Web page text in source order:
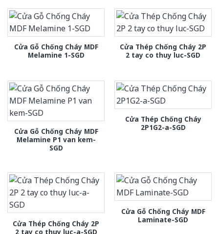
Cửa Gỗ Chống Cháy MDF
Melamine 1-SGD
Cửa Thép Chống Cháy 2P
2 tay co thuy luc-SGD
Cửa Gỗ Chống Cháy MDF
Melamine P1 van kem-
SGD
Cửa Thép Chống Cháy
2P1G2-a-SGD
Cửa Thép Chống Cháy 2P
2 tay co thuy luc-a-SGD
Cửa Gỗ Chống Cháy MDF
Laminate-SGD